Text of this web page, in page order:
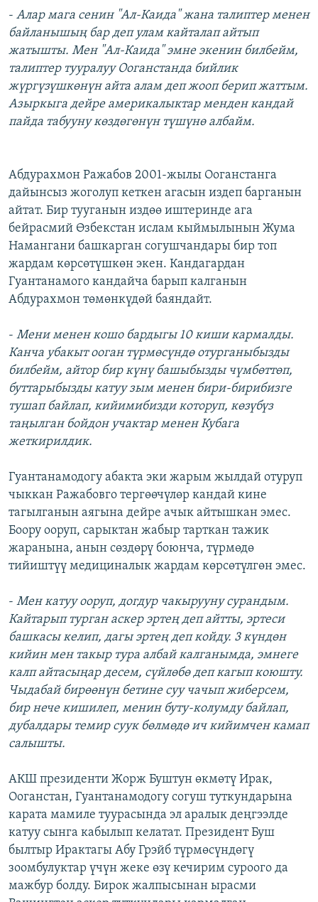
- Алар мага сенин "Ал-Каида" жана талиптер менен
байланышың бар деп улам кайталап айтып
жатышты. Мен "Ал-Каида" эмне экенин билбейм,
талиптер тууралуу Ооганстанда бийлик
жүргүзүшкөнүн айта алам деп жооп берип жаттым.
Азыркыга дейре америкалыктар менден кандай
пайда табууну көздөгөнүн түшүнө албайм.
Абдурахмон Ражабов 2001-жылы Ооганстанга
дайынсыз жоголуп кеткен агасын издеп барганын
айтат. Бир тууганын издөө иштеринде ага
бейрасмий Өзбекстан ислам кыймылынын Жума
Намангани башкарган согушчандары бир топ
жардам көрсөтүшкөн экен. Кандагардан
Гуантанамого кандайча барып калганын
Абдурахмон төмөнкүдөй баяндайт.
- Мени менен кошо бардыгы 10 киши кармалды.
Канча убакыт ооган түрмөсүндө отурганыбызды
билбейм, айтор бир күнү башыбызды чүмбөттөп,
буттарыбызды катуу зым менен бири-бирибизге
тушап байлап, кийимибизди которуп, көзүбүз
таңылган бойдон учактар менен Кубага
жеткирилдик.
Гуантанамодогу абакта эки жарым жылдай отуруп
чыккан Ражабовго тергөөчүлөр кандай кине
тагылганын аягына дейре ачык айтышкан эмес.
Боору ооруп, сарыктан жабыр тарткан тажик
жаранына, анын сөздөрү боюнча, түрмөдө
тийиштүү медициналык жардам көрсөтүлгөн эмес.
- Мен катуу ооруп, догдур чакырууну сурандым.
Кайтарып турган аскер эртең деп айтты, эртеси
башкасы келип, дагы эртең деп койду. 3 күндөн
кийин мен такыр тура албай калганымда, эмнеге
калп айтасыңар десем, сүйлөбө деп кагып коюшту.
Чыдабай бирөөнүн бетине суу чачып жиберсем,
бир нече кишилеп, менин буту-колумду байлап,
дубалдары темир суук бөлмөдө ич кийимчен камап
салышты.
АКШ президенти Жорж Буштун өкмөтү Ирак,
Ооганстан, Гуантанамодогу согуш туткундарына
карата мамиле туурасында эл аралык деңгээлде
катуу сынга кабылып келатат. Президент Буш
былтыр Ирактагы Абу Грэйб түрмөсүндөгү
зоомбулуктар үчүн жеке өзү кечирим суроого да
мажбур болду. Бирок жалпысынан ырасми